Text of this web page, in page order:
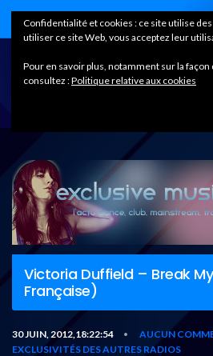
Home
Victoria Duffield – Break
Française)
30 JUIN, 2012,18:22:54 • AUCUN
EXCLUSIVITÉS DES AUTRES RADIOS
Confidentialité et cookies : ce site utilise
utiliser ce site Web, vous acceptez leur
Pour en savoir plus, notamment sur la
consultez :Politique relative aux cookies